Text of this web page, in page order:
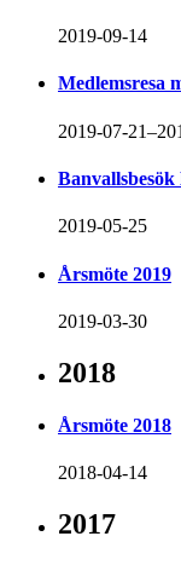
2019-09-14
Medlemsresa
2019-07-
2019-05-25
Årsmöte 2019
2019-03-30
2018
Årsmöte 2018
2018-04-14
2017